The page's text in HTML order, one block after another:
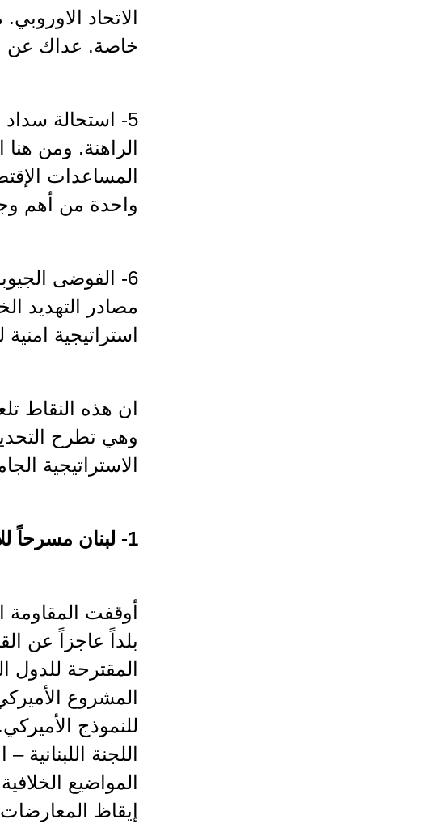
الاتحاد
خاصة. عداك عن
5- استحالة
الراهنة. ومن هنا
المساعدات
واحدة من أهم
6- الفوضى
مصادر التهديد
استراتيجية
ان هذه النقاط
وهي تطرح
الاستراتيجية
1- لبنان مسرحاً للإنقلابات المخملية الأميركية
أوقفت
بلداً عاجزاً عن
المقترحة للدول
المشروع
للنموذج
اللجنة
المواضيع
إيقاظ